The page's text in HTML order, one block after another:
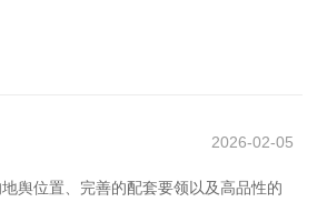
2026-02-05
舆位置、完善的配套要领以及高品性的